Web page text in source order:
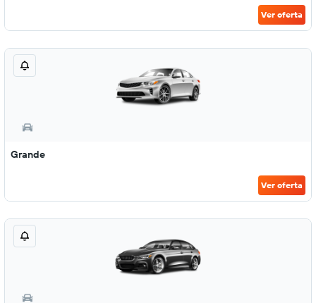
Ver oferta
Grande
Ver oferta